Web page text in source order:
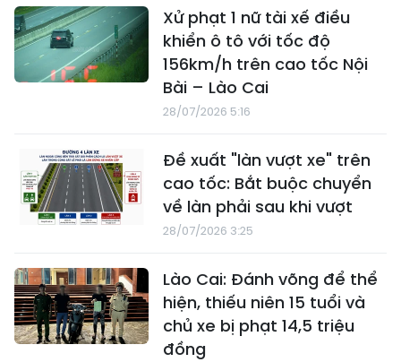
Xử phạt 1 nữ tài xế điều
khiển ô tô với tốc độ
156km/h trên cao tốc Nội
Bài – Lào Cai
28/07/2026 5:16
Đề xuất "làn vượt xe" trên
cao tốc: Bắt buộc chuyển
về làn phải sau khi vượt
28/07/2026 3:25
Lào Cai: Đánh võng để thể
hiện, thiếu niên 15 tuổi và
chủ xe bị phạt 14,5 triệu
đồng